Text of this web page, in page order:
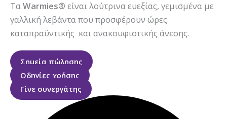
ΤαWarmies® είναι λούτρινα ευεξίας, γεμισμένα με
γαλλική λεβάντα που προσφέρουν ώρες
καταπραϋντικής και ανακουφιστικής άνεσης.
Σημεία πώλησης
Οδηγίες χρήσης
Γίνε συνεργάτης